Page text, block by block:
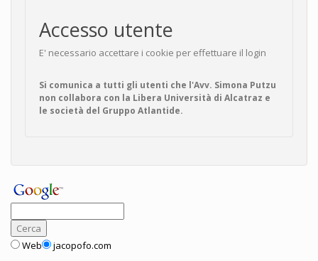
Accesso utente
E' necessario accettare i cookie per effettuare il login
Si comunica a tutti gli utenti che l'Avv. Simona Putzu
non collabora con la Libera Università di Alcatraz e
le società del Gruppo Atlantide.
Web jacopofo.com